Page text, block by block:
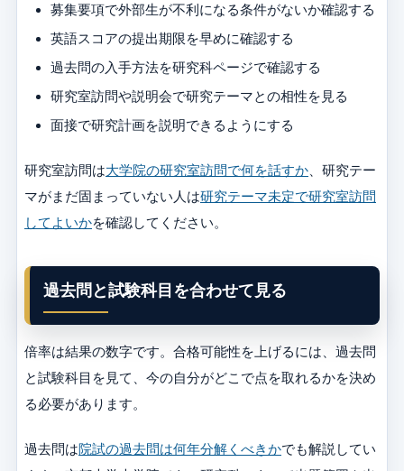
募集要項で外部生が不利になる条件がないか確認する
英語スコアの提出期限を早めに確認する
過去問の入手方法を研究科ページで確認する
研究室訪問や説明会で研究テーマとの相性を見る
面接で研究計画を説明できるようにする
研究室訪問は大学院の研究室訪問で何を話すか 、研究テー
マがまだ固まっていない人は研究テーマ未定で研究室訪問
してよいかを確認してください。
過去問と試験科目を合わせて見る
倍率は結果の数字です。合格可能性を上げるには、過去問
と試験科目を見て、今の自分がどこで点を取れるかを決め
る必要があります。
過去問は院試の過去問は何年分解くべきかでも解説してい